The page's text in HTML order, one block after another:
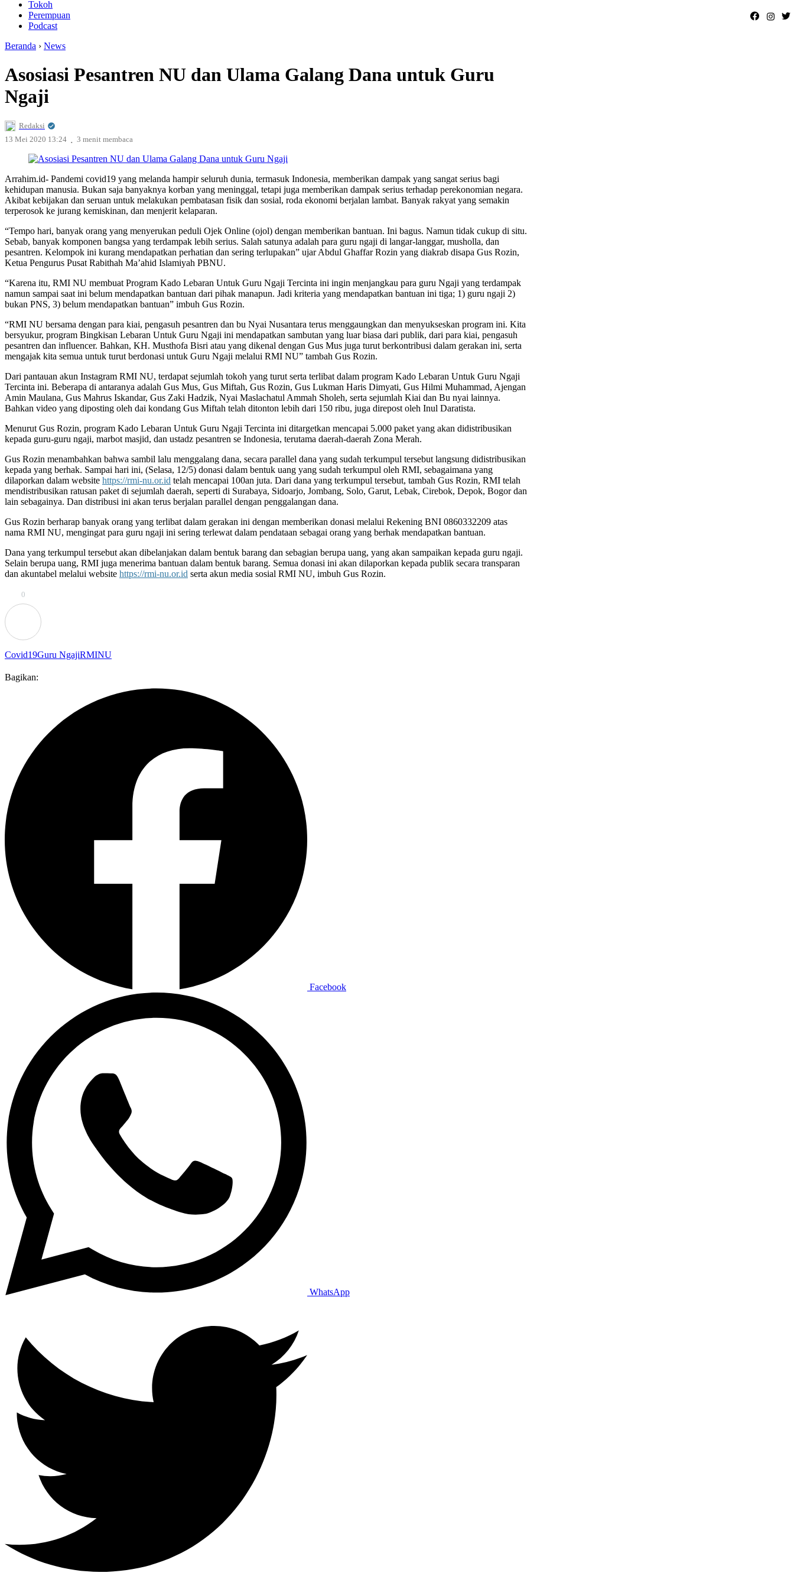
Tokoh
Perempuan
Podcast
Beranda › News
Asosiasi Pesantren NU dan Ulama Galang Dana untuk Guru
Ngaji
Redaksi
13 Mei 2020 13:24 . 3 menit membaca
Arrahim.id- Pandemi covid19 yang melanda hampir seluruh dunia, termasuk Indonesia, memberikan dampak yang sangat serius bagi
kehidupan manusia. Bukan saja banyaknya korban yang meninggal, tetapi juga memberikan dampak serius terhadap perekonomian negara.
Akibat kebijakan dan seruan untuk melakukan pembatasan fisik dan sosial, roda ekonomi berjalan lambat. Banyak rakyat yang semakin
terperosok ke jurang kemiskinan, dan menjerit kelaparan.
“Tempo hari, banyak orang yang menyerukan peduli Ojek Online (ojol) dengan memberikan bantuan. Ini bagus. Namun tidak cukup di situ.
Sebab, banyak komponen bangsa yang terdampak lebih serius. Salah satunya adalah para guru ngaji di langar-langgar, musholla, dan
pesantren. Kelompok ini kurang mendapatkan perhatian dan sering terlupakan” ujar Abdul Ghaffar Rozin yang diakrab disapa Gus Rozin,
Ketua Pengurus Pusat Rabithah Ma’ahid Islamiyah PBNU.
“Karena itu, RMI NU membuat Program Kado Lebaran Untuk Guru Ngaji Tercinta ini ingin menjangkau para guru Ngaji yang terdampak
namun sampai saat ini belum mendapatkan bantuan dari pihak manapun. Jadi kriteria yang mendapatkan bantuan ini tiga; 1) guru ngaji 2)
bukan PNS, 3) belum mendapatkan bantuan” imbuh Gus Rozin.
“RMI NU bersama dengan para kiai, pengasuh pesantren dan bu Nyai Nusantara terus menggaungkan dan menyukseskan program ini. Kita
bersyukur, program Bingkisan Lebaran Untuk Guru Ngaji ini mendapatkan sambutan yang luar biasa dari publik, dari para kiai, pengasuh
pesantren dan influencer. Bahkan, KH. Musthofa Bisri atau yang dikenal dengan Gus Mus juga turut berkontribusi dalam gerakan ini, serta
mengajak kita semua untuk turut berdonasi untuk Guru Ngaji melalui RMI NU” tambah Gus Rozin.
Dari pantauan akun Instagram RMI NU, terdapat sejumlah tokoh yang turut serta terlibat dalam program Kado Lebaran Untuk Guru Ngaji
Tercinta ini. Beberapa di antaranya adalah Gus Mus, Gus Miftah, Gus Rozin, Gus Lukman Haris Dimyati, Gus Hilmi Muhammad, Ajengan
Amin Maulana, Gus Mahrus Iskandar, Gus Zaki Hadzik, Nyai Maslachatul Ammah Sholeh, serta sejumlah Kiai dan Bu nyai lainnya.
Bahkan video yang diposting oleh dai kondang Gus Miftah telah ditonton lebih dari 150 ribu, juga direpost oleh Inul Daratista.
Menurut Gus Rozin, program Kado Lebaran Untuk Guru Ngaji Tercinta ini ditargetkan mencapai 5.000 paket yang akan didistribusikan
kepada guru-guru ngaji, marbot masjid, dan ustadz pesantren se Indonesia, terutama daerah-daerah Zona Merah.
Gus Rozin menambahkan bahwa sambil lalu menggalang dana, secara parallel dana yang sudah terkumpul tersebut langsung didistribusikan
kepada yang berhak. Sampai hari ini, (Selasa, 12/5) donasi dalam bentuk uang yang sudah terkumpul oleh RMI, sebagaimana yang
dilaporkan dalam website https://rmi-nu.or.id telah mencapai 100an juta. Dari dana yang terkumpul tersebut, tambah Gus Rozin, RMI telah
mendistribusikan ratusan paket di sejumlah daerah, seperti di Surabaya, Sidoarjo, Jombang, Solo, Garut, Lebak, Cirebok, Depok, Bogor dan
lain sebagainya. Dan distribusi ini akan terus berjalan parallel dengan penggalangan dana.
Gus Rozin berharap banyak orang yang terlibat dalam gerakan ini dengan memberikan donasi melalui Rekening BNI 0860332209 atas
nama RMI NU, mengingat para guru ngaji ini sering terlewat dalam pendataan sebagai orang yang berhak mendapatkan bantuan.
Dana yang terkumpul tersebut akan dibelanjakan dalam bentuk barang dan sebagian berupa uang, yang akan sampaikan kepada guru ngaji.
Selain berupa uang, RMI juga menerima bantuan dalam bentuk barang. Semua donasi ini akan dilaporkan kepada publik secara transparan
dan akuntabel melalui website https://rmi-nu.or.id serta akun media sosial RMI NU, imbuh Gus Rozin.
0
Covid19Guru NgajiRMINU
Bagikan:
Facebook
WhatsApp